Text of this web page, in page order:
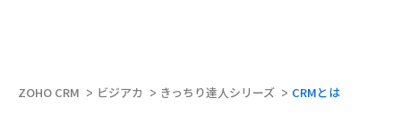
ZOHO CRM ビジアカ きっちり達人シリーズ CRMとは